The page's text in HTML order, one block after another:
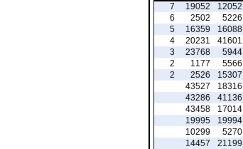
12052
19052
7
5226
2502
6
16088
16359
5
41601
20231
4
5944
23768
3
5566
1177
2
15307
2526
2
18316
43527
41136
43286
17014
43458
19994
19995
5270
10299
21199
14457